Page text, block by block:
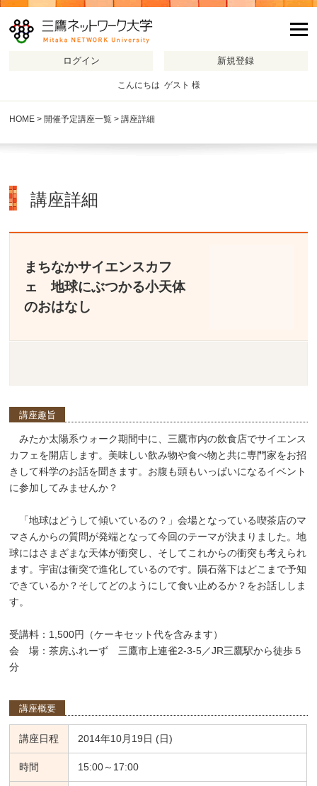
こんにちは ゲスト 様
HOME > 開催予定講座一覧 > 講座詳細
講座詳細
まちなかサイエンスカフ
ェ 地球にぶつかる小天体
のおはなし
講座趣旨
みたか太陽系ウォーク期間中に、三鷹市内の飲食店でサイエンス
カフェを開店します。美味しい飲み物や食べ物と共に専門家をお招
きして科学のお話を聞きます。お腹も頭もいっぱいになるイベント
に参加してみませんか？
「地球はどうして傾いているの？」会場となっている喫茶店のマ
マさんからの質問が発端となって今回のテーマが決まりました。地
球にはさまざまな天体が衝突し、そしてこれからの衝突も考えられ
ます。宇宙は衝突で進化しているのです。隕石落下はどこまで予知
できているか？そしてどのようにして食い止めるか？をお話ししま
す。
受講料：1,500円（ケーキセット代を含みます）
会 場：茶房ふれーず 三鷹市上連雀2-3-5／JR三鷹駅から徒歩５
分
講座概要
講座日程 2014年10月19日 (日)
時間 15:00～17:00